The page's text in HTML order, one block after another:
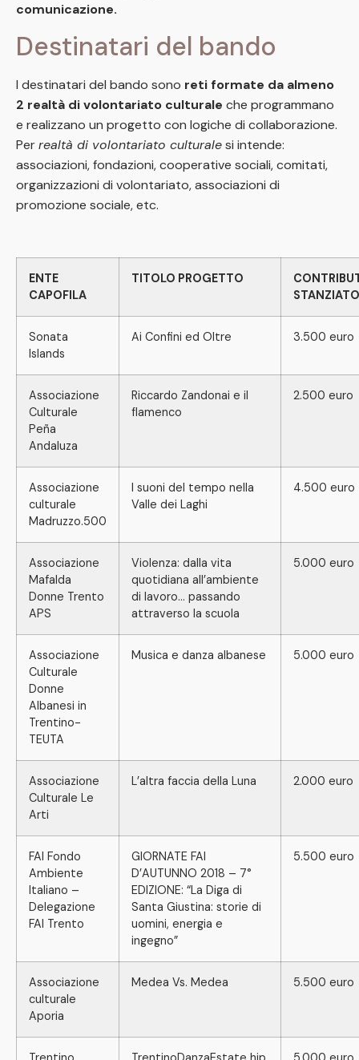
comunicazione.
Destinatari del bando
I destinatari del bando sono reti formate da almeno
2 realtà di volontariato culturale che programmano
e realizzano un progetto con logiche di collaborazione.
Perrealtà di volontariato culturalesi intende:
associazioni, fondazioni, cooperative sociali, comitati,
organizzazioni di volontariato, associazioni di
promozione sociale, etc.
ENTE
CAPOFILA
TITOLO PROGETTO
STANZIATO
Sonata
Islands
Ai Confini ed Oltre 3.500 euro
Associazione
Culturale
Peña
Andaluza
Riccardo Zandonai e il
flamenco
2.500 euro
Associazione
culturale
Madruzzo.500
I suoni del tempo nella
Valle dei Laghi
4.500 euro
Associazione
Mafalda
Donne Trento
APS
Violenza: dalla vita
quotidiana all’ambiente
di lavoro… passando
attraverso la scuola
5.000 euro
Associazione
Culturale
Donne
Albanesi in
Trentino-
TEUTA
Musica e danza albanese 5.000 euro
Associazione
Culturale Le
Arti
L’altra faccia della Luna 2.000 euro
FAI Fondo
Ambiente
Italiano –
Delegazione
FAI Trento
GIORNATE FAI
D’AUTUNNO 2018 – 7°
EDIZIONE: “La Diga di
Santa Giustina: storie di
uomini, energia e
ingegno”
5.500 euro
Associazione
culturale
Aporia
Medea Vs. Medea 5.500 euro